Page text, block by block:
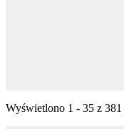
Wyświetlono 1 - 35 z 381